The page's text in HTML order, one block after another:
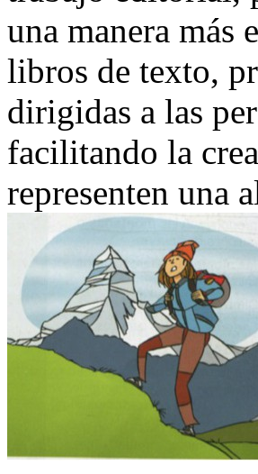
una manera más
libros de texto,
dirigidas a las
facilitando la
representen una